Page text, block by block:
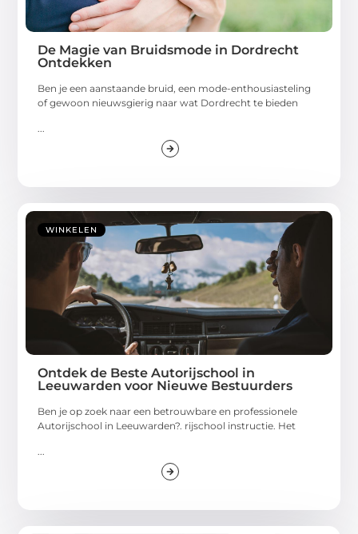
De Magie van Bruidsmode in Dordrecht
Ontdekken
Ben je een aanstaande bruid, een mode-enthousiasteling
of gewoon nieuwsgierig naar wat Dordrecht te bieden
WINKELEN
Ontdek de Beste Autorijschool in
Leeuwarden voor Nieuwe Bestuurders
Ben je op zoek naar een betrouwbare en professionele
Autorijschool in Leeuwarden?. rijschool instructie. Het
...